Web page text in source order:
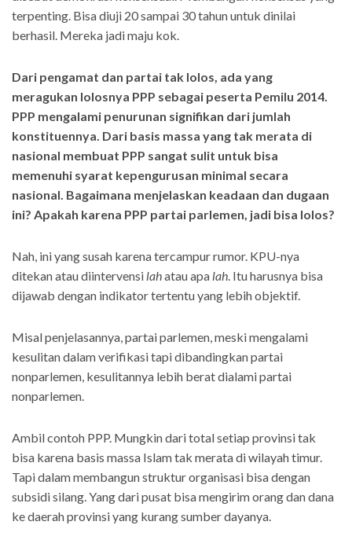
terpenting. Bisa diuji 20 sampai 30 tahun untuk dinilai
berhasil. Mereka jadi maju kok.
Dari pengamat dan partai tak lolos, ada yang
meragukan lolosnya PPP sebagai peserta Pemilu 2014.
PPP mengalami penurunan signifikan dari jumlah
konstituennya. Dari basis massa yang tak merata di
nasional membuat PPP sangat sulit untuk bisa
memenuhi syarat kepengurusan minimal secara
nasional. Bagaimana menjelaskan keadaan dan dugaan
ini? Apakah karena PPP partai parlemen, jadi bisa lolos?
Nah, ini yang susah karena tercampur rumor. KPU-nya
ditekan atau diintervensi lahatau apa lah. Itu harusnya bisa
dijawab dengan indikator tertentu yang lebih objektif.
Misal penjelasannya, partai parlemen, meski mengalami
kesulitan dalam verifikasi tapi dibandingkan partai
nonparlemen, kesulitannya lebih berat dialami partai
nonparlemen.
Ambil contoh PPP. Mungkin dari total setiap provinsi tak
bisa karena basis massa Islam tak merata di wilayah timur.
Tapi dalam membangun struktur organisasi bisa dengan
subsidi silang. Yang dari pusat bisa mengirim orang dan dana
ke daerah provinsi yang kurang sumber dayanya.